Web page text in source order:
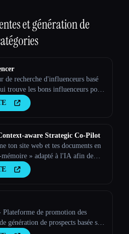
et génération de
de recherche d'influenceurs basé
trouve les bons influenceurs pour
aware Strategic Co-Pilot
ton site web et tes documents en
mémoire » adapté à l'IA afin de
assistant d'IA un partenaire
Plateforme de promotion des
génération de prospects basée sur